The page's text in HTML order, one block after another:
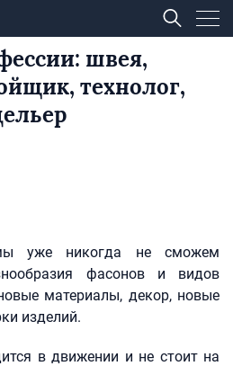
швея,
технолог,
уже никогда не сможем
фасонов и видов
материалы, декор, новые
изделий.
в движении и не стоит на